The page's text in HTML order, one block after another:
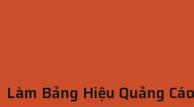
Làm Bảng Hiệu Quảng